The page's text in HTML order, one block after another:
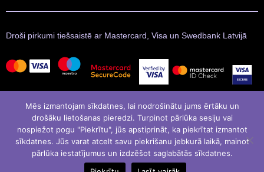
Droši pirkumi tiešsaistē ar Mastercard, Visa un Swedbank Latvijā
© Gartda 2021 Izstrādāja
Mēs izmantojam sīkdatnes, lai nodrošinātu jums ērtāku un
drošāku lietošanas pieredzi. Turpinot pārlūka sesiju vai
nospiežot pogu "Piekrītu", jūs apstiprināt, ka piekrītat izmantot
sīkdatnes. Jūs varat atcelt savu piekrišanu jebkurā laikā, mainot
pārlūka iestatījumus un izdzēšot saglabātās sīkdatnes.